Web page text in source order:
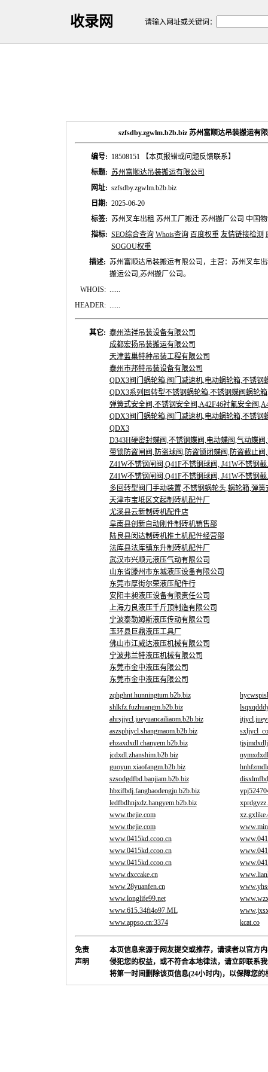
收录网 请输入网址或关键词：
szfsdby.zgwlm.b2b.biz 苏州富顺达吊装搬运有
编号: 18508151
【本页报错或问题反馈联系】
标题: 苏州富顺达吊装搬运有限公司
网址: szfsdby.zgwlm.b2b.biz
日期: 2025-06-20
标签: 苏州叉车出租 苏州工厂搬迁 苏州搬厂公司 中国
指标: SEO综合查询 Whois查询 百度权重 友情链接检测
SOGOU权重
描述: 苏州富顺达吊装搬运有限公司，主营：苏州叉车
搬运公司,苏州搬厂公司。
WHOIS: ......
HEADER: ......
其它: 泰州浩祥吊装设备有限公司
成都宏扬吊装搬运有限公司
天津蓝巢特种吊装工程有限公司
泰州市邦特吊装设备有限公司
QDX3阀门蜗轮箱,阀门减速机,电动蜗轮箱,不锈钢
QDX3系列回转型不锈钢蜗轮箱,不锈钢蝶阀蜗轮
弹簧式安全阀,不锈钢安全阀,A42F46衬氟安全阀
QDX3阀门蜗轮箱,阀门减速机,电动蜗轮箱,不锈钢
QDX3
D343H硬密封蝶阀,不锈钢蝶阀,电动蝶阀,气动蝶阀
带锁防盗闸阀,防盗球阀,防盗锁闭蝶阀,防盗截止
Z41W不锈钢闸阀,Q41F不锈钢球阀, J41W不锈钢
Z41W不锈钢闸阀,Q41F不锈钢球阀, J41W不锈钢
多回转型阀门手动装置,不锈钢蜗轮头,蜗轮箱,弹
天津市宝坻区文起制砖机配件厂
尤溪县云新制砖机配件店
阜南县创新自动刚件制砖机销售部
陆良县闵达制砖机推土机配件经营部
法库县法库镇东升制砖机配件厂
武汉市兴顺元液压气动有限公司
山东省滕州市东城液压设备有限公司
东莞市厚街尔荣液压配件行
安阳丰昶液压设备有限责任公司
上海力良液压千斤顶制造有限公司
宁波泰勒姆斯液压传动有限公司
玉环县巨鼎液压工具厂
佛山市江威达液压机械有限公司
宁波弗兰特液压机械有限公司
东莞市金中液压有限公司
东莞市金中液压有限公司
zqhghnt.hunningtum.b2b.biz
shlkfz.fuzhuangm.b2b.biz
ahrsjjycl.jueyuancailiaom.b2b.biz
aszsphjycl.shangmaom.b2b.biz
ehzaxdxdl.chanyem.b2b.biz
jcdxdl.zhanshim.b2b.biz
guoyun.xiaofangm.b2b.biz
szsodgdfbd.baojiam.b2b.biz
hbxifbdj.fangbaodengju.b2b.biz
ledfbdhnjxdz.hangyem.b2b.biz
www.thejie.com
www.thejie.com
www.0415kd.ccoo.cn
www.0415kd.ccoo.cn
www.0415kd.ccoo.cn
www.dxccake.cn
www.28yuanfen.cn
www.longlife99.net
www.615.34fi4o97.ML
www.appso.cn:3374
kcat.co
免责
声明
本页信息来源于网友提交或推荐，请读者以官方
侵犯您的权益，或不符合本地律法，请立即联系
将第一时间删除该页信息(24小时内)，以保障您的